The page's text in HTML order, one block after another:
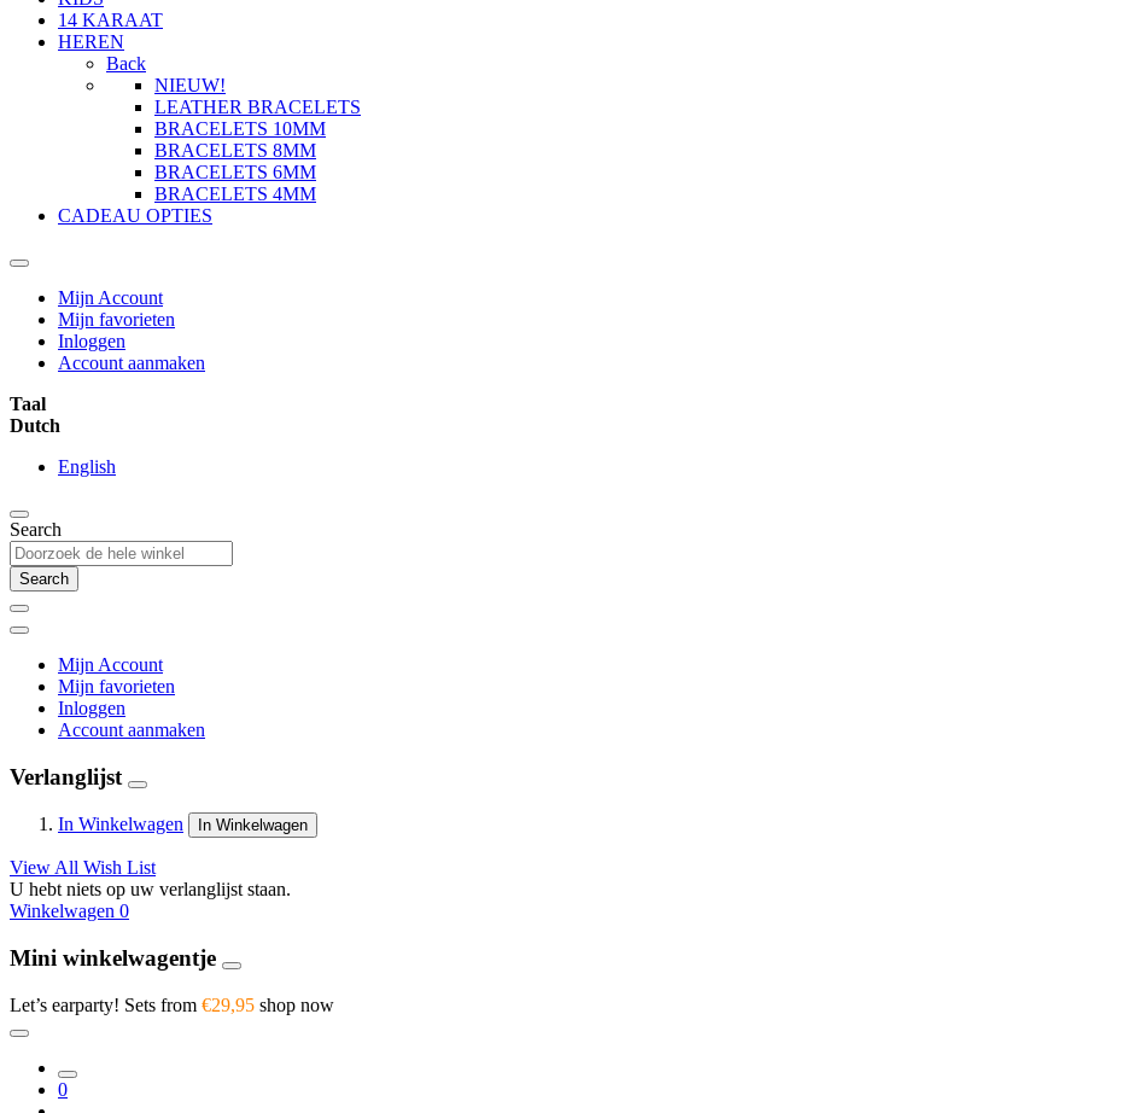
14 KARAAT
HEREN
Back
NIEUW!
LEATHER BRACELETS
BRACELETS 10MM
BRACELETS 8MM
BRACELETS 6MM
BRACELETS 4MM
CADEAU OPTIES
Mijn Account
Mijn favorieten
Inloggen
Account aanmaken
Taal
Dutch
English
Search
Search
Mijn Account
Mijn favorieten
Inloggen
Account aanmaken
Verlanglijst
In Winkelwagen In Winkelwagen
View All Wish List
U hebt niets op uw verlanglijst staan.
Winkelwagen 0
Mini winkelwagentje
Let’s earparty! Sets from €29,95 shop now
0